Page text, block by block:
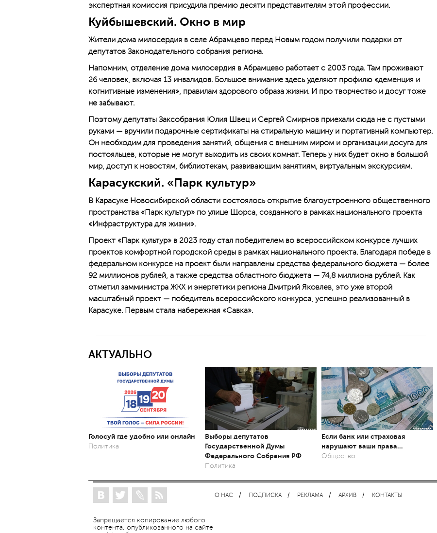
экспертная комиссия присудила премию десяти представителям этой профессии.
Куйбышевский. Окно в мир
Жители дома милосердия в селе Абрамцево перед Новым годом получили подарки от
депутатов Законодательного собрания региона.
Напомним, отделение дома милосердия в Абрамцево работает с 2003 года. Там проживают
26 человек, включая 13 инвалидов. Большое внимание здесь уделяют профилю «деменция и
когнитивные изменения», правилам здорового образа жизни. И про творчество и досуг тоже
не забывают.
Поэтому депутаты Заксобрания Юлия Швец и Сергей Смирнов приехали сюда не с пустыми
руками — вручили подарочные сертификаты на стиральную машину и портативный компьютер.
Он необходим для проведения занятий, общения с внешним миром и организации досуга для
постояльцев, которые не могут выходить из своих комнат. Теперь у них будет окно в большой
мир, доступ к новостям, библиотекам, развивающим занятиям, виртуальным экскурсиям.
Карасукский. «Парк культур»
В Карасуке Новосибирской области состоялось открытие благо­устроенного общественного
пространства «Парк культур» по улице Щорса, созданного в рамках национального проекта
«Инфраструктура для жизни».
Проект «Парк культур» в 2023 году стал победителем во всероссийском конкурсе лучших
проектов комфортной городской среды в рамках нацио­нального проекта. Благодаря победе в
федеральном конкурсе на проект были направлены средства федерального бюджета — более
92 миллионов рублей, а также средства областного бюджета — 74,8 миллиона рублей. Как
отметил замминистра ЖКХ и энергетики региона Дмитрий Яковлев, это уже второй
масштабный проект — победитель всероссийского конкурса, успешно реализованный в
Карасуке. Первым стала набережная «Савка».
АКТУАЛЬНО
Голосуй где удобно или онлайн
Политика
Выборы депутатов
Государственной Думы
Федерального Собрания РФ
Политика
Если банк или страховая
нарушают ваши права…
Общество
Запрещается копирование любого
контента, опубликованного на сайте
О НАС ПОДПИСКА РЕКЛАМА АРХИВ КОНТАКТЫ